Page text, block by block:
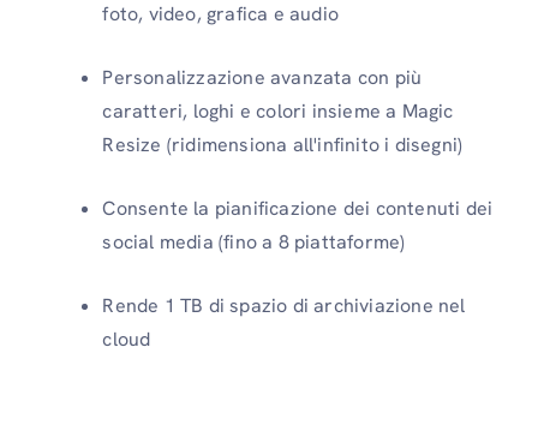
foto, video, grafica e audio
Personalizzazione avanzata con più
caratteri, loghi e colori insieme a Magic
Resize (ridimensiona all'infinito i disegni)
Consente la pianificazione dei contenuti dei
social media (fino a 8 piattaforme)
Rende 1 TB di spazio di archiviazione nel
cloud